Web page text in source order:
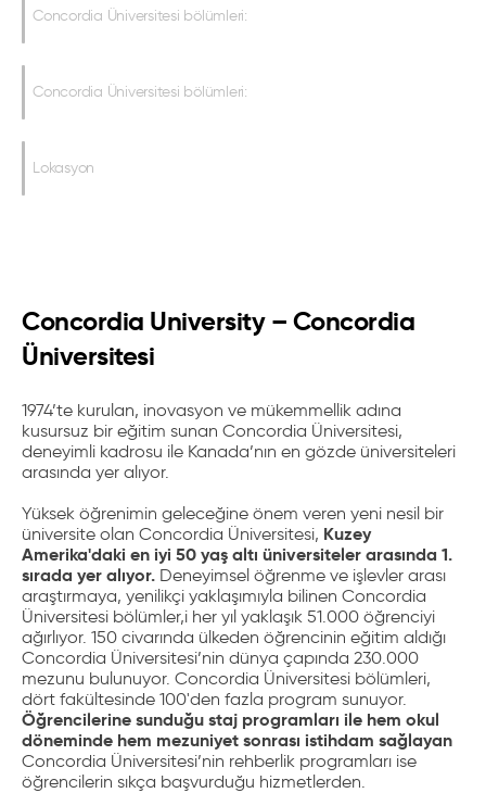
Concordia Üniversitesi bölümleri:
Concordia Üniversitesi bölümleri:
Lokasyon
Concordia University – Concordia
Üniversitesi
1974’te kurulan, inovasyon ve mükemmellik adına
kusursuz bir eğitim sunan Concordia Üniversitesi,
deneyimli kadrosu ile Kanada’nın en gözde üniversiteleri
arasında yer alıyor.
Yüksek öğrenimin geleceğine önem veren yeni nesil bir
üniversite olan Concordia Üniversitesi, Kuzey
Amerika'daki en iyi 50 yaş altı üniversiteler arasında 1.
sırada yer alıyor. Deneyimsel öğrenme ve işlevler arası
araştırmaya, yenilikçi yaklaşımıyla bilinen Concordia
Üniversitesi bölümler,i her yıl yaklaşık 51.000 öğrenciyi
ağırlıyor. 150 civarında ülkeden öğrencinin eğitim aldığı
Concordia Üniversitesi’nin dünya çapında 230.000
mezunu bulunuyor. Concordia Üniversitesi bölümleri,
dört fakültesinde 100'den fazla program sunuyor.
Öğrencilerine sunduğu staj programları ile hem okul
döneminde hem mezuniyet sonrası istihdam sağlayan
Concordia Üniversitesi’nin rehberlik programları ise
öğrencilerin sıkça başvurduğu hizmetlerden.